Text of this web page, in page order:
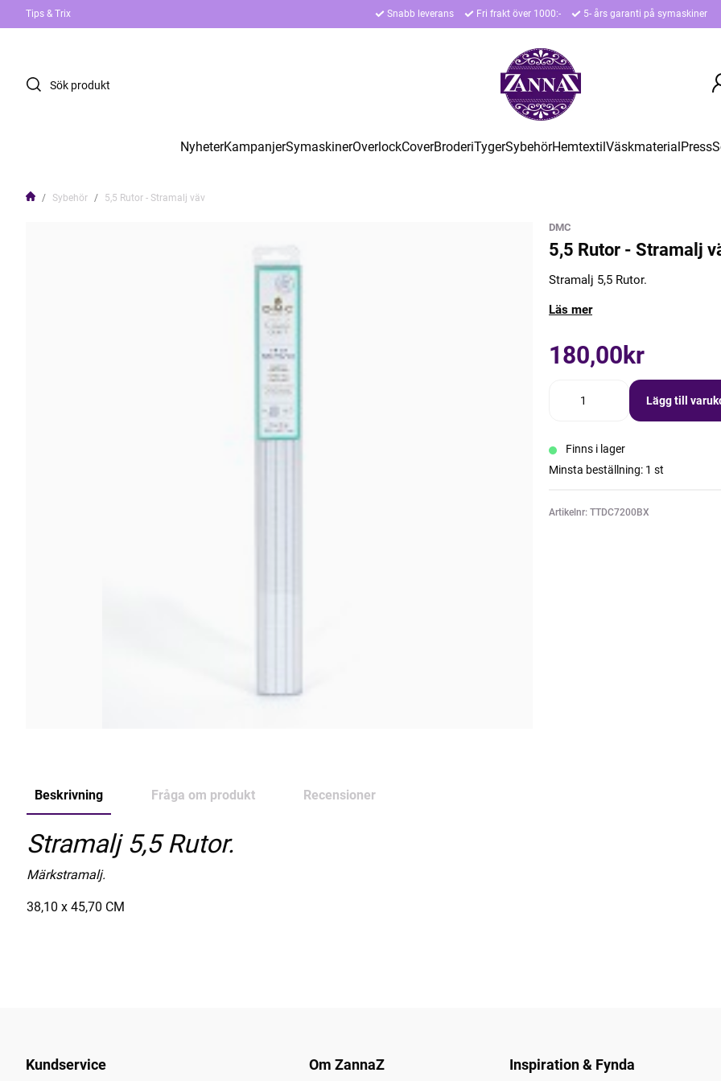
Tips & Trix Snabb leverans Fri frakt över 1000:- 5- års garanti på symaskiner
NyheterKampanjerSymaskinerOverlockCoverBroderiTygerSybehörHemtextilVäskmaterialPress
Sybehör 5,5 Rutor - Stramalj väv
DMC
5,5 Rutor - Stramalj
Stramalj 5,5 Rutor.
Läs mer
180,00kr
Lägg till
Finns i lager
Minsta beställning: 1 st
Artikelnr: TTDC7200BX
Beskrivning Fråga om produkt Recensioner
Stramalj 5,5 Rutor.
Märkstramalj.
38,10 x 45,70 CM
Kundservice Om ZannaZ Inspiration & Fynda